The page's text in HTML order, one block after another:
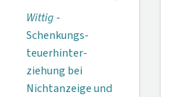
Wittig -
Schenkungs­
teuerhinter­
ziehung bei
Nichtan­zeige und